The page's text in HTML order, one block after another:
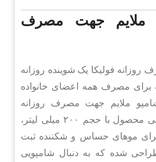
ملایم جهت مصرف
فولیکا یک شوینده روزانه
برای مصرف همه اعضای خانواده
ملایم جهت مصرف روزانه
فولیکا در اطلاعات فعلی محصول با حجم ۲۰۰ میلی لیتر،
برای موهای حساس و شکننده ثبت
شده که به دنبال شامپویی